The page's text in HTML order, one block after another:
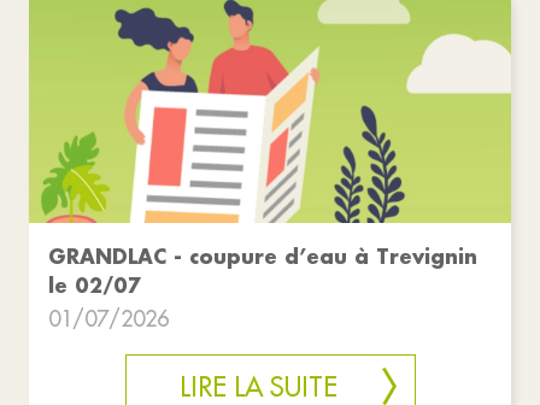
GRANDLAC - coupure d’eau à Trevignin
le 02/07
01/07/2026
LIRE LA SUITE